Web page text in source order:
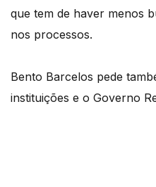
que tem de haver menos
nos processos.
Bento Barcelos pede
instituições e o Governo